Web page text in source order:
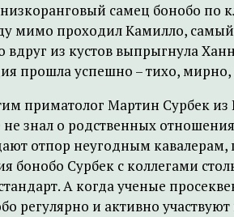
самец бонобо по
мимо проходил Камилло,
из кустов выпрыгнула
прошла успешно – тихо,
приматолог Мартин Сурбек
знал о родственных
отпор неугодным кавалерам,
бонобо Сурбек с коллегами
А когда ученые
регулярно и активно